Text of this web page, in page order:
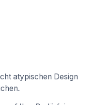
atypischen Design